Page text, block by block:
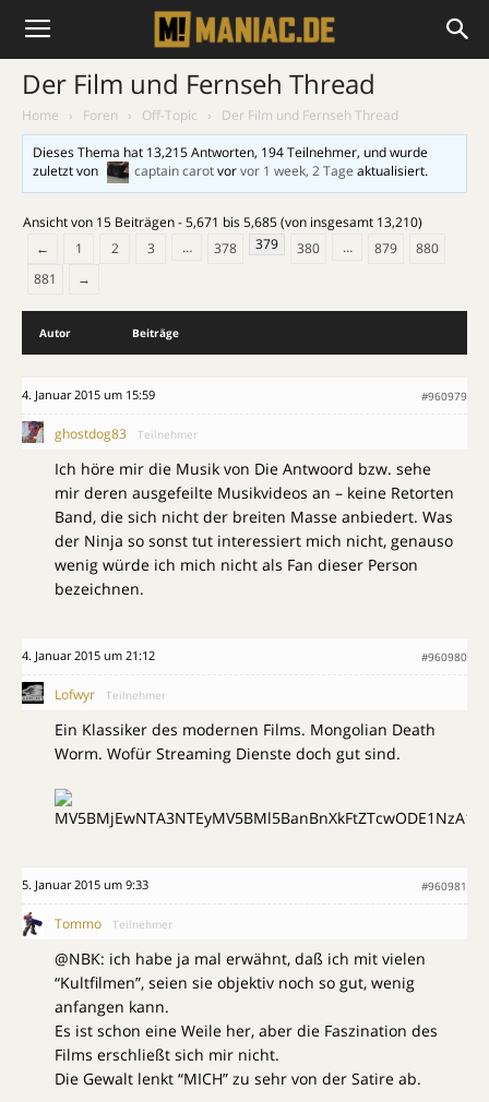
Der Film und Fernseh Thread
Home › Foren › Off-Topic ›
Der Film und Fernseh Thread
Dieses Thema hat 13,215 Antworten, 194 Teilnehmer, und wurde
zuletzt von
captain carotvorvor 1 week, 2 Tage aktualisiert.
Ansicht von 15 Beiträgen - 5,671 bis 5,685 (von insgesamt 13,210)
←
1 2 3 … 378 379 380 … 879
880
881
→
Autor Beiträge
4. Januar 2015 um 15:59 #960979
ghostdog83 Teilnehmer
Ich höre mir die Musik von Die Antwoord bzw. sehe
mir deren ausgefeilte Musikvideos an – keine Retorten
Band, die sich nicht der breiten Masse anbiedert. Was
der Ninja so sonst tut interessiert mich nicht, genauso
wenig würde ich mich nicht als Fan dieser Person
bezeichnen.
4. Januar 2015 um 21:12 #960980
Lofwyr Teilnehmer
Ein Klassiker des modernen Films. Mongolian Death
Worm. Wofür Streaming Dienste doch gut sind.
5. Januar 2015 um 9:33 #960981
Tommo Teilnehmer
@NBK: ich habe ja mal erwähnt, daß ich mit vielen
“Kultfilmen”, seien sie objektiv noch so gut, wenig
anfangen kann.
Es ist schon eine Weile her, aber die Faszination des
Films erschließt sich mir nicht.
Die Gewalt lenkt “MICH” zu sehr von der Satire ab.